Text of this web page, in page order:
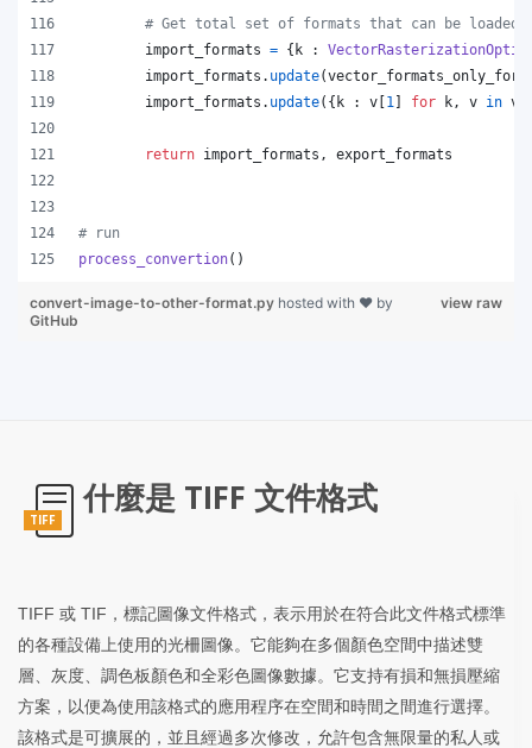
# Get total set of formats that can be loaded
import_formats = { k :
import_formats . update(
import_formats . update({ k : v [1 ] for k , v in
return import_formats , export_formats
# run
process_convertion()
view raw
convert-image-to-other-format.py hosted with ❤ by
GitHub
TIFF
什麼是 TIFF 文件格式
TIFF 或 TIF，標記圖像文件格式，表示用於在符合此文件格式標準
的各種設備上使用的光柵圖像。它能夠在多個顏色空間中描述雙
層、灰度、調色板顏色和全彩色圖像數據。它支持有損和無損壓縮
方案，以便為使用該格式的應用程序在空間和時間之間進行選擇。
該格式是可擴展的，並且經過多次修改，允許包含無限量的私人或